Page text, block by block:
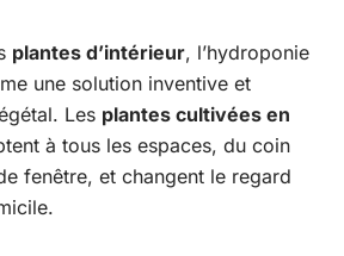
plantes d’intérieur, l’hydroponie
une solution inventive et
Les plantes cultivées en
à tous les espaces, du coin
fenêtre, et changent le regard